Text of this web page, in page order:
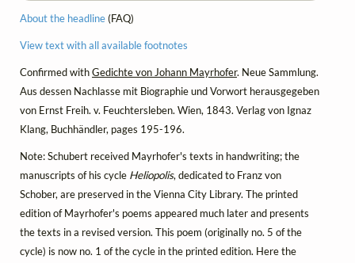
About the headline(FAQ)
View text with all available footnotes
Confirmed withGedichte von Johann Mayrhofer. Neue Sammlung.
Aus dessen Nachlasse mit Biographie und Vorwort herausgegeben
von Ernst Freih. v. Feuchtersleben. Wien, 1843. Verlag von Ignaz
Klang, Buchhändler, pages 195-196.
Note: Schubert received Mayrhofer's texts in handwriting; the
manuscripts of his cycle Heliopolis, dedicated to Franz von
Schober, are preserved in the Vienna City Library. The printed
edition of Mayrhofer's poems appeared much later and presents
the texts in a revised version. This poem (originally no. 5 of the
cycle) is now no. 1 of the cycle in the printed edition. Here the